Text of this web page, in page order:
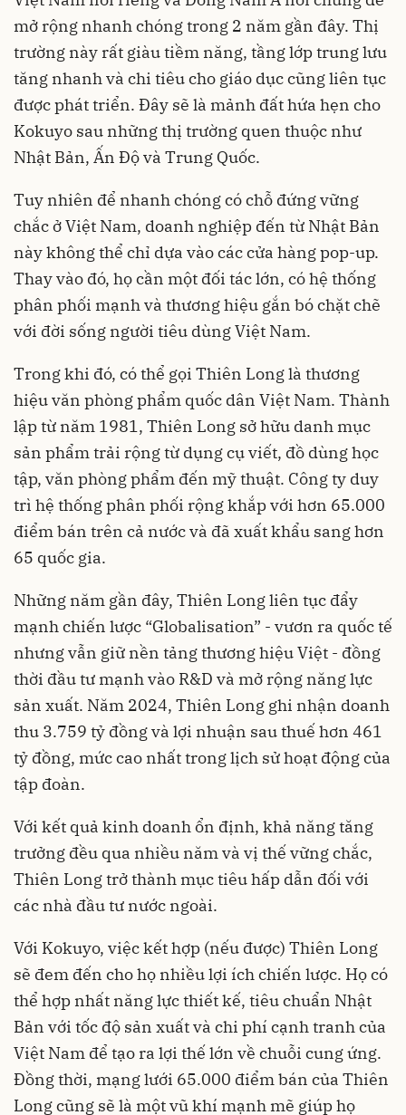
mở rộng nhanh chóng trong 2 năm gần đây. Thị
trường này rất giàu tiềm năng, tầng lớp trung lưu
tăng nhanh và chi tiêu cho giáo dục cũng liên tục
được phát triển. Đây sẽ là mảnh đất hứa hẹn cho
Kokuyo sau những thị trường quen thuộc như
Nhật Bản, Ấn Độ và Trung Quốc.
Tuy nhiên để nhanh chóng có chỗ đứng vững
chắc ở Việt Nam, doanh nghiệp đến từ Nhật Bản
này không thể chỉ dựa vào các cửa hàng pop-up.
Thay vào đó, họ cần một đối tác lớn, có hệ thống
phân phối mạnh và thương hiệu gắn bó chặt chẽ
với đời sống người tiêu dùng Việt Nam.
Trong khi đó, có thể gọi Thiên Long là thương
hiệu văn phòng phẩm quốc dân Việt Nam. Thành
lập từ năm 1981, Thiên Long sở hữu danh mục
sản phẩm trải rộng từ dụng cụ viết, đồ dùng học
tập, văn phòng phẩm đến mỹ thuật. Công ty duy
trì hệ thống phân phối rộng khắp với hơn 65.000
điểm bán trên cả nước và đã xuất khẩu sang hơn
65 quốc gia.
Những năm gần đây, Thiên Long liên tục đẩy
mạnh chiến lược “Globalisation” - vươn ra quốc tế
nhưng vẫn giữ nền tảng thương hiệu Việt - đồng
thời đầu tư mạnh vào R&D và mở rộng năng lực
sản xuất. Năm 2024, Thiên Long ghi nhận doanh
thu 3.759 tỷ đồng và lợi nhuận sau thuế hơn 461
tỷ đồng, mức cao nhất trong lịch sử hoạt động của
tập đoàn.
Với kết quả kinh doanh ổn định, khả năng tăng
trưởng đều qua nhiều năm và vị thế vững chắc,
Thiên Long trở thành mục tiêu hấp dẫn đối với
các nhà đầu tư nước ngoài.
Với Kokuyo, việc kết hợp (nếu được) Thiên Long
sẽ đem đến cho họ nhiều lợi ích chiến lược. Họ có
thể hợp nhất năng lực thiết kế, tiêu chuẩn Nhật
Bản với tốc độ sản xuất và chi phí cạnh tranh của
Việt Nam để tạo ra lợi thế lớn về chuỗi cung ứng.
Đồng thời, mạng lưới 65.000 điểm bán của Thiên
Long cũng sẽ là một vũ khí mạnh mẽ giúp họ